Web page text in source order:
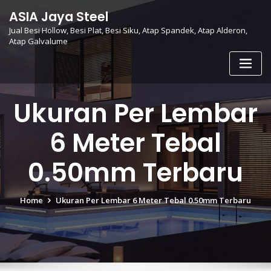
content
ASIA Jaya Steel
Jual Besi Hollow, Besi Plat, Besi Siku, Atap Spandek, Atap Alderon,
Atap Galvalume
Ukuran Per Lembar
6 Meter Tebal
0.50mm Terbaru
Home Ukuran Per Lembar 6 Meter Tebal 0.50mm Terbaru